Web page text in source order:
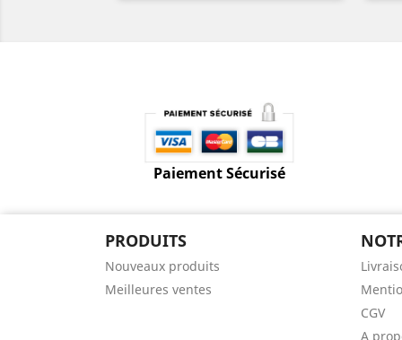
Paiement Sécurisé
PRODUITS
Nouveaux produits
Meilleures ventes
CGV
A